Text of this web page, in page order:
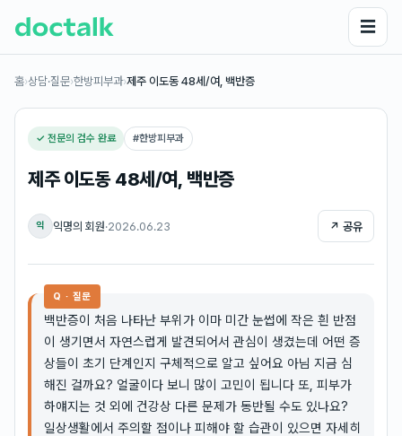
☰
홈›상담·질문›한방피부과›제주 이도동 48세/여, 백반증
✓ 전문의 검수 완료 #한방피부과
제주 이도동 48세/여, 백반증
익 익명의 회원·2026.06.23 ↗ 공유
Q · 질문
백반증이 처음 나타난 부위가 이마 미간 눈썹에 작은 흰 반점
이 생기면서 자연스럽게 발견되어서 관심이 생겼는데 어떤 증
상들이 초기 단계인지 구체적으로 알고 싶어요 아님 지금 심
해진 걸까요? 얼굴이다 보니 많이 고민이 됩니다 또, 피부가
하얘지는 것 외에 건강상 다른 문제가 동반될 수도 있나요?
일상생활에서 주의할 점이나 피해야 할 습관이 있으면 자세히